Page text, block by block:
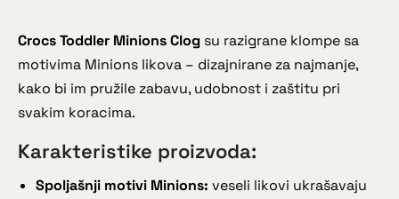
Crocs Toddler Minions Clog su razigrane klompe sa
motivima Minions likova – dizajnirane za najmanje,
kako bi im pružile zabavu, udobnost i zaštitu pri
svakim koracima.
Karakteristike proizvoda:
Spoljašnji motivi Minions: veseli likovi ukrašavaju